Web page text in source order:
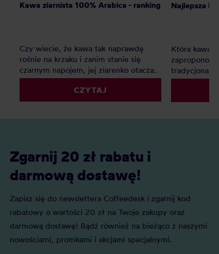
Kawa ziarnista 100% Arabica - ranking
Czy wiecie, że kawa tak naprawdę
rośnie na krzaku i zanim stanie się
czarnym napojem, jej ziarenko otacza
słodki owoc? Istnieją tylko dwa gatunki
kawy: Arabika i Robusta
CZYTAJ
Najlepsza
Która kawa
Zgarnij 20 zł rabatu i
darmową dostawę!
Zapisz się do newslettera Coffeedesk i zgarnij kod
rabatowy o wartości 20 zł na Twoje zakupy oraz
darmową dostawę! Bądź również na bieżąco z naszymi
nowościami, promkami i akcjami specjalnymi.